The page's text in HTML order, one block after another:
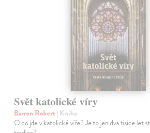
Svět katolické víry
Barron Robert| Kniha
O co jde v katolické víře? Je to jen dva tisíce let